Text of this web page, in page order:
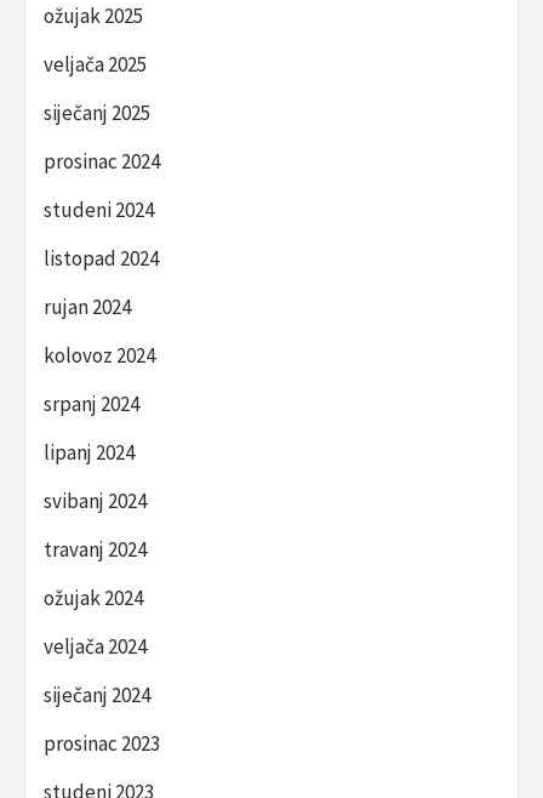
ožujak 2025
veljača 2025
siječanj 2025
prosinac 2024
studeni 2024
listopad 2024
rujan 2024
kolovoz 2024
srpanj 2024
lipanj 2024
svibanj 2024
travanj 2024
ožujak 2024
veljača 2024
siječanj 2024
prosinac 2023
studeni 2023